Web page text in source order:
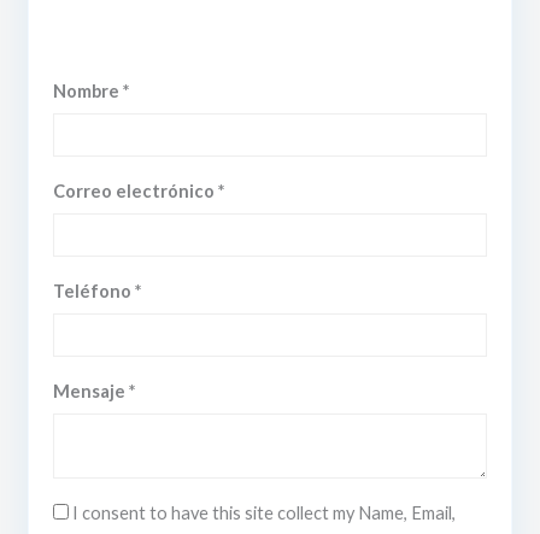
Nombre *
Correo electrónico *
Teléfono *
Mensaje *
I consent to have this site collect my Name, Email,